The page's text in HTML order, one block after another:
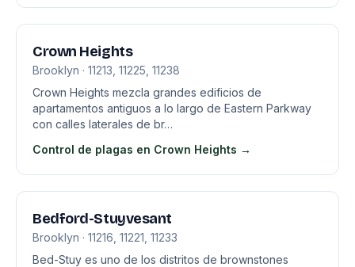
Crown Heights
Brooklyn · 11213, 11225, 11238
Crown Heights mezcla grandes edificios de
apartamentos antiguos a lo largo de Eastern Parkway
con calles laterales de br…
Control de plagas en Crown Heights →
Bedford-Stuyvesant
Brooklyn · 11216, 11221, 11233
Bed-Stuy es uno de los distritos de brownstones